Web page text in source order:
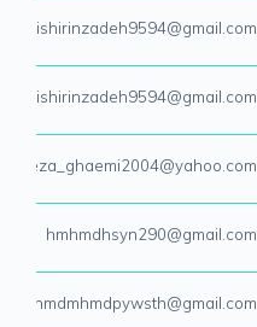
Alishirinzadeh9594@gmail.com
Alishirinzadeh9594@gmail.com
hmhmdhsyn290@gmail.com
mhmdmhmdpywsth@gmail.com